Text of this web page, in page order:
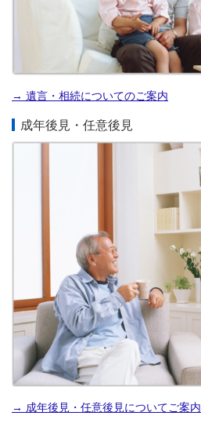
→ 遺言・相続についてのご案内
成年後見・任意後見
→ 成年後見・任意後見についてご案内